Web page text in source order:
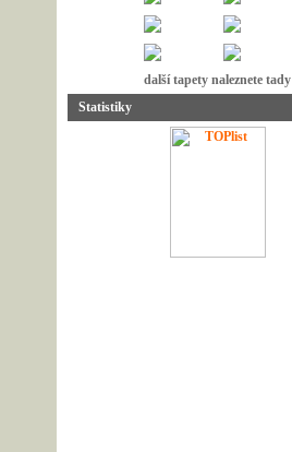
další tapety naleznete tady
Statistiky